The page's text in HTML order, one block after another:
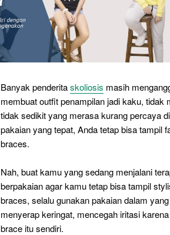
Banyak penderitaskoliosis masih
membuat outfit penampilan jadi kaku,
tidak sedikit yang merasa kurang percaya
pakaian yang tepat, Anda tetap bisa tampil
braces.
Nah, buat kamu yang sedang menjalani
berpakaian agar kamu tetap bisa tampil
braces, selalu gunakan pakaian dalam
menyerap keringat, mencegah iritasi
brace itu sendiri.